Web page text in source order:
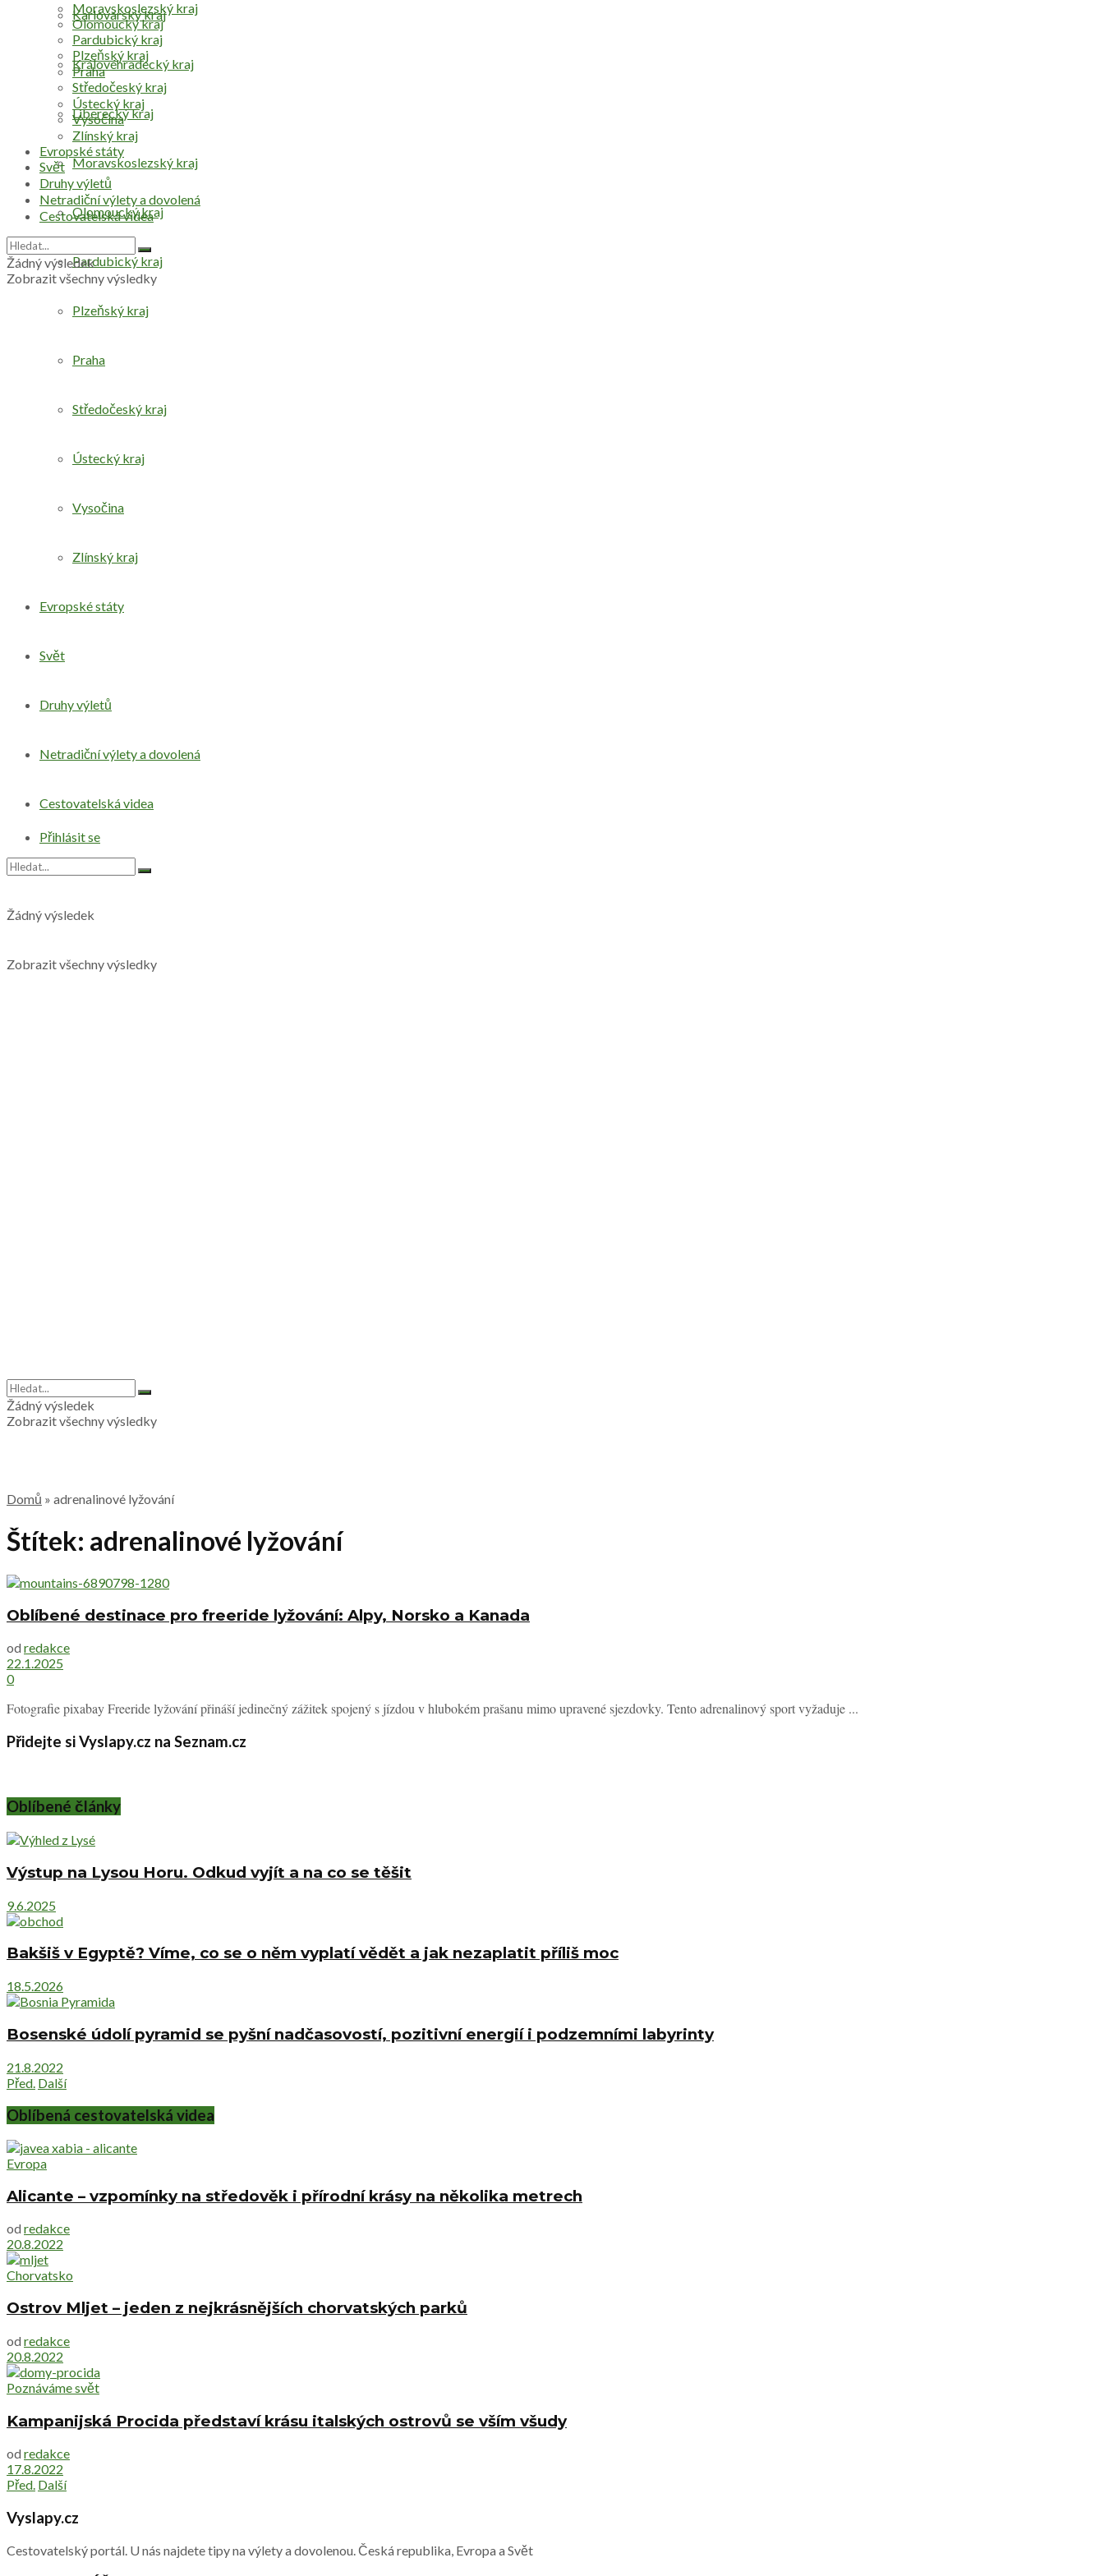
Přihlásit se
Karlovarský kraj
Královéhradecký kraj
Liberecký kraj
Moravskoslezský kraj
Olomoucký kraj
Pardubický kraj
Plzeňský kraj
Praha
Středočeský kraj
Ústecký kraj
Vysočina
Zlínský kraj
Evropské státy
Svět
Druhy výletů
Netradiční výlety a dovolená
Cestovatelská videa
Žádný výsledek
Zobrazit všechny výsledky
Moravskoslezský kraj
Olomoucký kraj
Pardubický kraj
Plzeňský kraj
Praha
Středočeský kraj
Ústecký kraj
Vysočina
Zlínský kraj
Evropské státy
Svět
Druhy výletů
Netradiční výlety a dovolená
Cestovatelská videa
Žádný výsledek
Zobrazit všechny výsledky
Žádný výsledek
Zobrazit všechny výsledky
Domů » adrenalinové lyžování
Štítek: adrenalinové lyžování
Oblíbené destinace pro freeride lyžování: Alpy, Norsko a Kanada
od redakce
22.1.2025
0
Fotografie pixabay Freeride lyžování přináší jedinečný zážitek spojený s jízdou v hlubokém prašanu mimo upravené sjezdovky. Tento adrenalinový sport vyžaduje ...
Přidejte si Vyslapy.cz na Seznam.cz
Oblíbené články
Výstup na Lysou Horu. Odkud vyjít a na co se těšit
9.6.2025
Bakšiš v Egyptě? Víme, co se o něm vyplatí vědět a jak nezaplatit příliš moc
18.5.2026
Bosenské údolí pyramid se pyšní nadčasovostí, pozitivní energií i podzemními labyrinty
21.8.2022
Před. Další
Oblíbená cestovatelská videa
Evropa
Alicante – vzpomínky na středověk i přírodní krásy na několika metrech
od redakce
20.8.2022
Chorvatsko
Ostrov Mljet – jeden z nejkrásnějších chorvatských parků
od redakce
20.8.2022
Poznáváme svět
Kampanijská Procida představí krásu italských ostrovů se vším všudy
od redakce
17.8.2022
Před. Další
Vyslapy.cz
Cestovatelský portál. U nás najdete tipy na výlety a dovolenou. Česká republika, Evropa a Svět